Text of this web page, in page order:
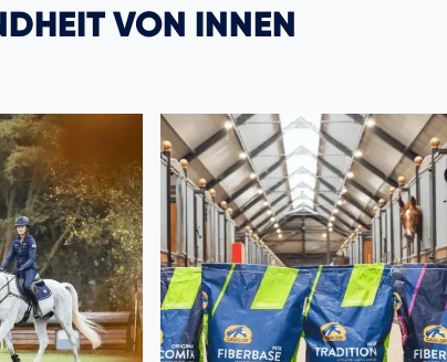
VON INNEN